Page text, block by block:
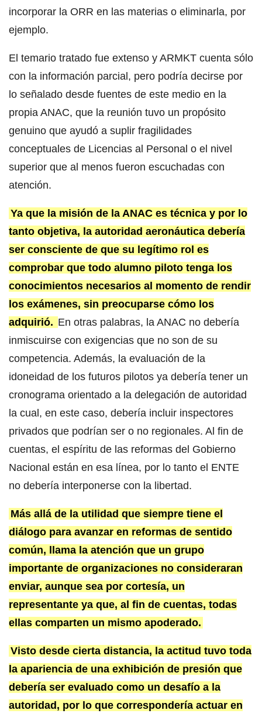
incorporar la ORR en las materias o eliminarla, por
ejemplo.
El temario tratado fue extenso y ARMKT cuenta sólo
con la información parcial, pero podría decirse por
lo señalado desde fuentes de este medio en la
propia ANAC, que la reunión tuvo un propósito
genuino que ayudó a suplir fragilidades
conceptuales de Licencias al Personal o el nivel
superior que al menos fueron escuchadas con
atención.
Ya que la misión de la ANAC es técnica y por lo
tanto objetiva, la autoridad aeronáutica debería
ser consciente de que su legítimo rol es
comprobar que todo alumno piloto tenga los
conocimientos necesarios al momento de rendir
los exámenes, sin preocuparse cómo los
adquirió. En otras palabras, la ANAC no debería
inmiscuirse con exigencias que no son de su
competencia. Además, la evaluación de la
idoneidad de los futuros pilotos ya debería tener un
cronograma orientado a la delegación de autoridad
la cual, en este caso, debería incluir inspectores
privados que podrían ser o no regionales. Al fin de
cuentas, el espíritu de las reformas del Gobierno
Nacional están en esa línea, por lo tanto el ENTE
no debería interponerse con la libertad.
Más allá de la utilidad que siempre tiene el
diálogo para avanzar en reformas de sentido
común, llama la atención que un grupo
importante de organizaciones no consideraran
enviar, aunque sea por cortesía, un
representante ya que, al fin de cuentas, todas
ellas comparten un mismo apoderado.
Visto desde cierta distancia, la actitud tuvo toda
la apariencia de una exhibición de presión que
debería ser evaluado como un desafío a la
autoridad, por lo que correspondería actuar en